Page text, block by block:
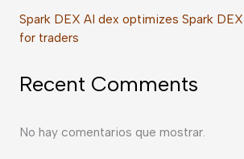
Spark DEX AI dex optimizes Spark
for traders
Recent Comments
No hay comentarios que mostrar.